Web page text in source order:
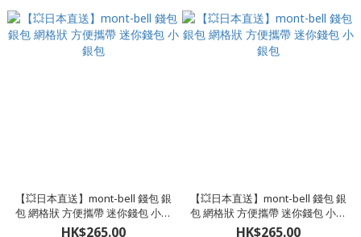
【💥日本直送】mont-bell 錢包 銀
包 網格狀 方便攜帶 迷你錢包 小銀
包
HK$265.00
【💥日本直送】mont-bell 錢包 銀
包 網格狀 方便攜帶 迷你錢包 小銀
包
HK$265.00